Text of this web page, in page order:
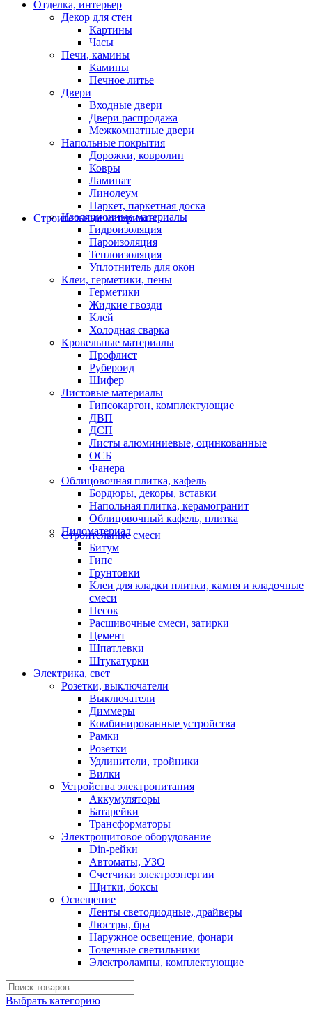
Отделка, интерьер
Декор для стен
Картины
Часы
Печи, камины
Камины
Печное литье
Двери
Входные двери
Двери распродажа
Межкомнатные двери
Напольные покрытия
Дорожки, ковролин
Ковры
Ламинат
Линолеум
Паркет, паркетная доска
Строительные материалы
Изоляционные материалы
Гидроизоляция
Пароизоляция
Теплоизоляция
Уплотнитель для окон
Клеи, герметики, пены
Герметики
Жидкие гвозди
Клей
Холодная сварка
Кровельные материалы
Профлист
Рубероид
Шифер
Листовые материалы
Гипсокартон, комплектующие
ДВП
ДСП
Листы алюминиевые, оцинкованные
ОСБ
Фанера
Облицовочная плитка, кафель
Бордюры, декоры, вставки
Напольная плитка, керамогранит
Облицовочный кафель, плитка
Пиломатериал
Строительные смеси
Битум
Гипс
Грунтовки
Клеи для кладки плитки, камня и кладочные
смеси
Песок
Расшивочные смеси, затирки
Цемент
Шпатлевки
Штукатурки
Электрика, свет
Розетки, выключатели
Выключатели
Диммеры
Комбинированные устройства
Рамки
Розетки
Удлинители, тройники
Вилки
Устройства электропитания
Аккумуляторы
Батарейки
Трансформаторы
Электрощитовое оборудование
Din-рейки
Автоматы, УЗО
Счетчики электроэнергии
Щитки, боксы
Освещение
Ленты светодиодные, драйверы
Люстры, бра
Наружное освещение, фонари
Точечные светильники
Электролампы, комплектующие
Выбрать категорию